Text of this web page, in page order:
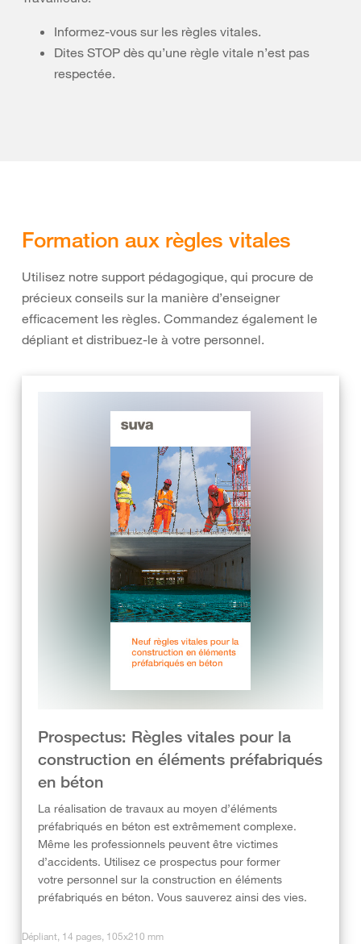
Informez-vous sur les règles vitales.
Dites STOP dès qu’une règle vitale n’est pas
respectée.
Formation aux règles vitales
Utilisez notre support pédagogique, qui procure de
précieux conseils sur la manière d’enseigner
efficacement les règles. Commandez également le
dépliant et distribuez-le à votre personnel.
Prospectus: Règles vitales pour la
construction en éléments préfabriqués
en béton
La réalisation de travaux au moyen d’éléments
préfabriqués en béton est extrêmement complexe.
Même les professionnels peuvent être victimes
d’accidents. Utilisez ce prospectus pour former
votre personnel sur la construction en éléments
préfabriqués en béton. Vous sauverez ainsi des vies.
Dépliant, 14 pages, 105x210 mm